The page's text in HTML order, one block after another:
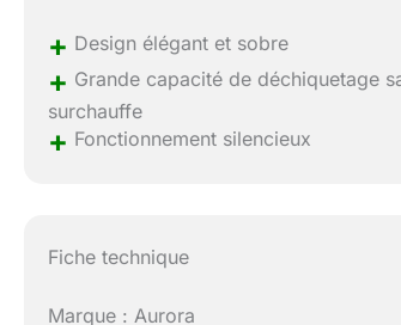
+ Design élégant et sobre
+ Grande capacité de déchiquetage
surchauffe
+ Fonctionnement silencieux
Fiche technique
Marque : Aurora